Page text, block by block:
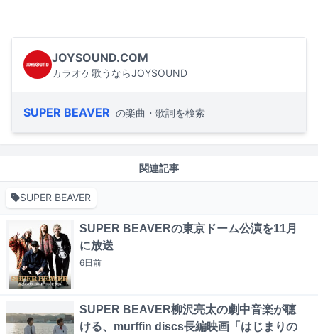
JOYSOUND.COM
カラオケ歌うならJOYSOUND
SUPER BEAVER の楽曲・歌詞を検索
関連記事
SUPER BEAVER
SUPER BEAVERの東京ドーム公演を11月
に放送
6日前
SUPER BEAVER柳沢亮太の劇中音楽が聴
ける、murffin discs長編映画「はじまりの